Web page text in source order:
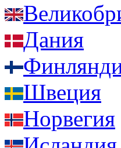
Дания
Швеция
Норвегия